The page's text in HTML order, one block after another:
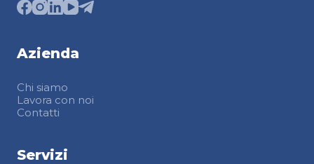
Azienda
Chi siamo
Lavora con noi
Contatti
Servizi